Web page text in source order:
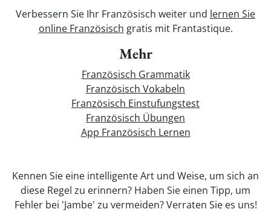
Verbessern Sie Ihr Französisch weiter und lernen Sie
online Französisch gratis mit Frantastique.
Mehr
Französisch Grammatik
Französisch Vokabeln
Französisch Einstufungstest
Französisch Übungen
App Französisch Lernen
Kennen Sie eine intelligente Art und Weise, um sich an
diese Regel zu erinnern? Haben Sie einen Tipp, um
Fehler bei 'Jambe' zu vermeiden? Verraten Sie es uns!